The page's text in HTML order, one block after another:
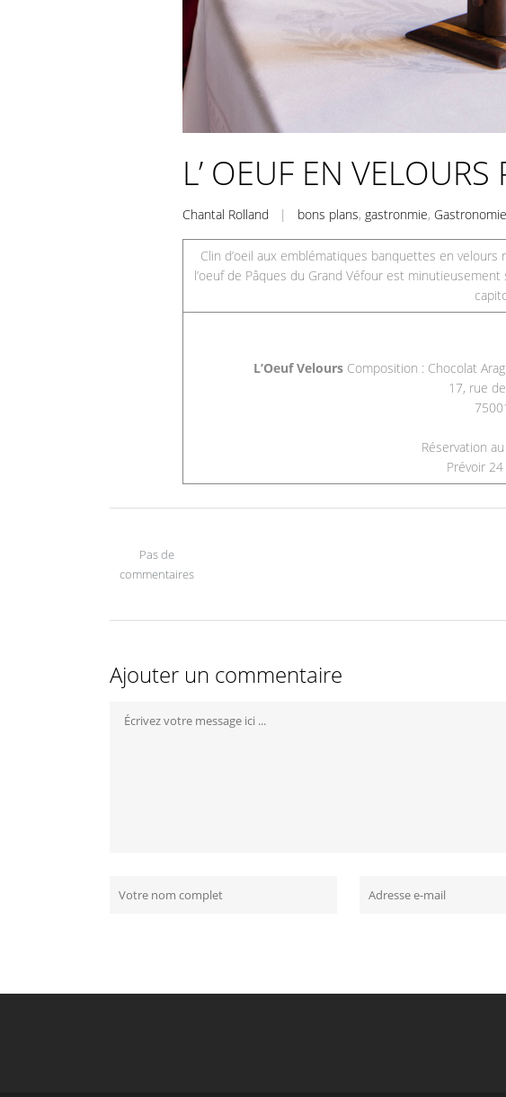
L’ OEUF EN
Chantal Rolland | bons plans, gastronmie, Gastronomie
Clin d’oeil aux emblématiques banquettes en
l’oeuf de Pâques du Grand Véfour est
L’Oeuf Velours Composition : Chocolat
17, rue
Réservation
Prévoir
Pas de
commentaires
Ajouter un commentaire